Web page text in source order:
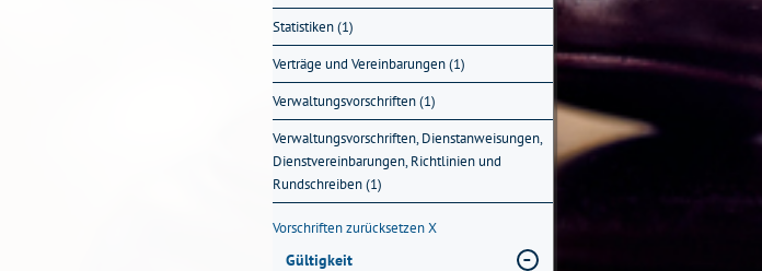
Statistiken (1)
Verträge und Vereinbarungen (1)
Verwaltungsvorschriften (1)
Verwaltungsvorschriften, Dienstanweisungen,
Dienstvereinbarungen, Richtlinien und
Rundschreiben (1)
Vorschriften zurücksetzenX
Gültigkeit